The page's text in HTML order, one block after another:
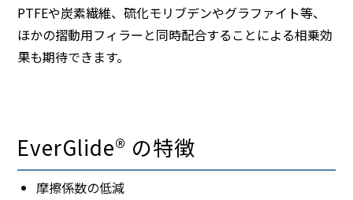
PTFEや炭素繊維、硫化モリブデンやグラファイト等、
ほかの摺動用フィラーと同時配合することによる相乗効
果も期待できます。
EverGlide® の特徴
摩擦係数の低減